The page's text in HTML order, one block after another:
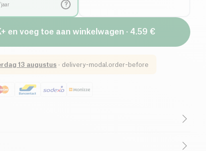
?
en voeg toe aan winkelwagen · 4.59 €
13 augustus · delivery-modal.order-before